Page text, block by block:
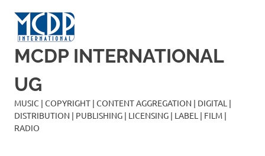
Inhalt
springen
MCDP INTERNATIONAL
UG
MUSIC | COPYRIGHT | CONTENT AGGREGATION | DIGITAL |
DISTRIBUTION | PUBLISHING | LICENSING | LABEL | FILM |
RADIO